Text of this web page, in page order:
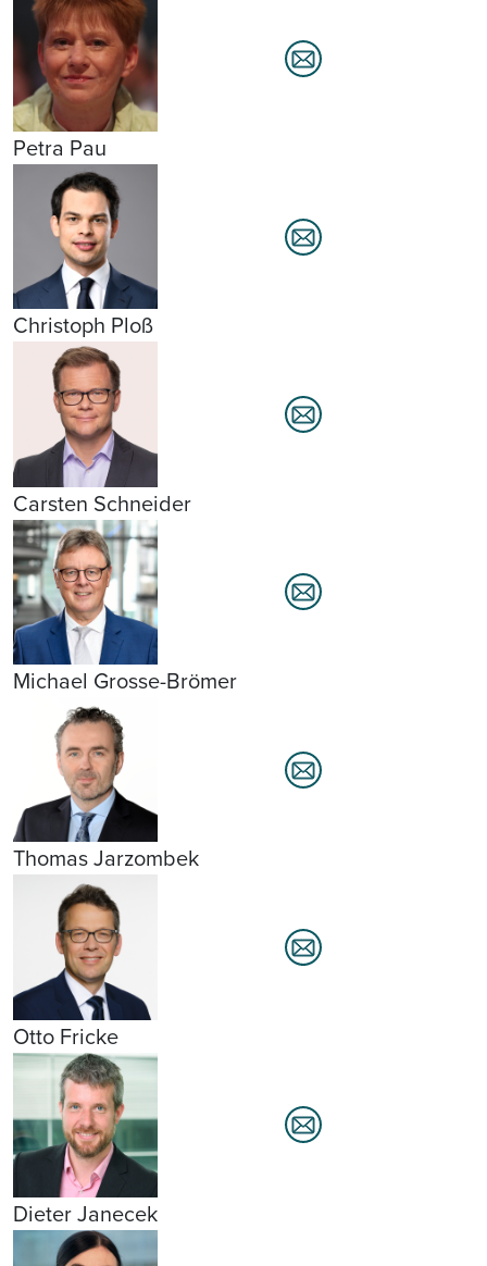
Petra Pau
Christoph Ploß
Carsten Schneider
Michael Grosse-Brömer
Thomas Jarzombek
Otto Fricke
Dieter Janecek